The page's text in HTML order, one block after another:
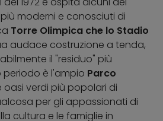
moderni e conosciuti di
Torre Olimpica che lo Stadio
audace costruzione a tenda,
il "residuo" più
è l'ampio Parco
oasi verdi più popolari di
per gli appassionati di
cultura e le famiglie in